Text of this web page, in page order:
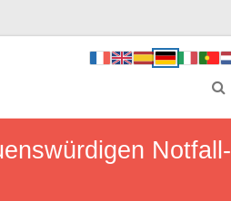
Notfall-